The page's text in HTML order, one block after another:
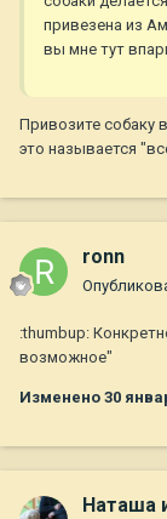
привезена из
вы мне тут
Привозите собаку
это называется
ronn
:thumbup:
возможное"
Изменено 30
Наташа